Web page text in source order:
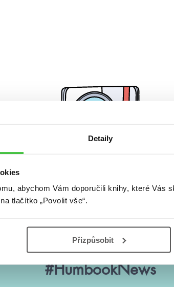
Detaily
abychom Vám doporučili knihy, které Vás
tlačítko „Povolit vše“.
Přizpůsobit
Žádné knihy nenalezeny.
#HumbookNews